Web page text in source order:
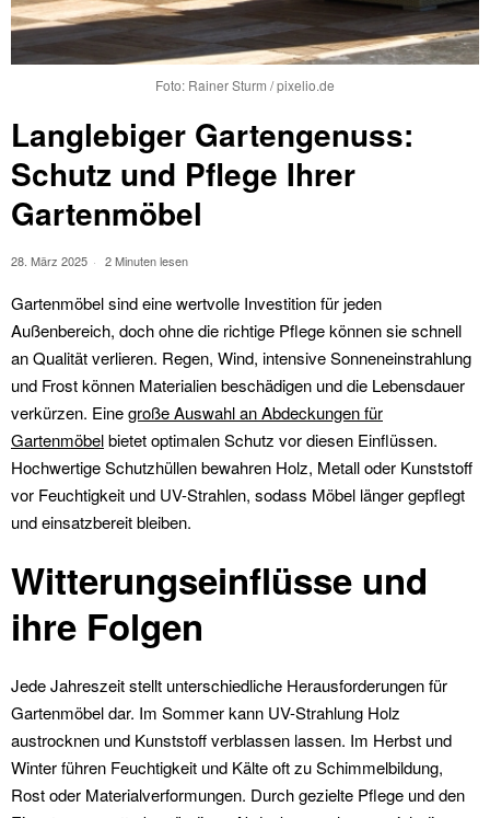
Foto: Rainer Sturm / pixelio.de
Langlebiger Gartengenuss:
Schutz und Pflege Ihrer
Gartenmöbel
28. März 2025 2 Minuten lesen
Gartenmöbel sind eine wertvolle Investition für jeden
Außenbereich, doch ohne die richtige Pflege können sie schnell
an Qualität verlieren. Regen, Wind, intensive Sonneneinstrahlung
und Frost können Materialien beschädigen und die Lebensdauer
verkürzen. Einegroße Auswahl an Abdeckungen für
Gartenmöbelbietet optimalen Schutz vor diesen Einflüssen.
Hochwertige Schutzhüllen bewahren Holz, Metall oder Kunststoff
vor Feuchtigkeit und UV-Strahlen, sodass Möbel länger gepflegt
und einsatzbereit bleiben.
Witterungseinflüsse und
ihre Folgen
Jede Jahreszeit stellt unterschiedliche Herausforderungen für
Gartenmöbel dar. Im Sommer kann UV-Strahlung Holz
austrocknen und Kunststoff verblassen lassen. Im Herbst und
Winter führen Feuchtigkeit und Kälte oft zu Schimmelbildung,
Rost oder Materialverformungen. Durch gezielte Pflege und den